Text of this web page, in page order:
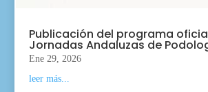
Publicación del programa
Jornadas Andaluzas de
Ene 29, 2026
leer más...